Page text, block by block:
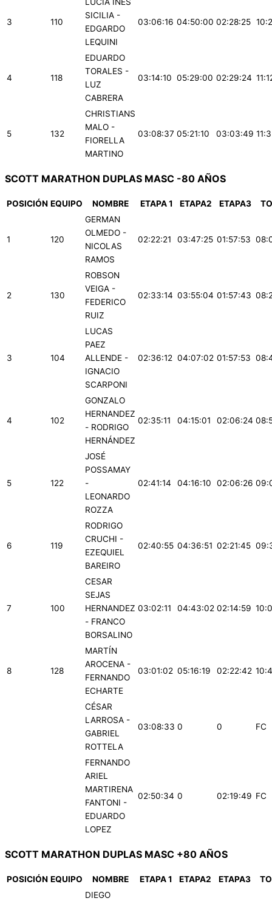
3 110
LUCÍA INÉS
SICILIA -
EDGARDO
LEQUINI
03:06:16 04:50:00 02:28:25
4 118
EDUARDO
TORALES -
LUZ
CABRERA
03:14:10 05:29:00 02:29:24
5 132
CHRISTIANS
MALO -
FIORELLA
MARTINO
03:08:37 05:21:10 03:03:49
SCOTT MARATHON DUPLAS MASC -80 AÑOS
POSICIÓN EQUIPO NOMBRE ETAPA 1 ETAPA2 ETAPA3
1 120
GERMAN
OLMEDO -
NICOLAS
RAMOS
02:22:21 03:47:25 01:57:53
2 130
ROBSON
VEIGA -
FEDERICO
RUIZ
02:33:14 03:55:04 01:57:43
3 104
LUCAS
PAEZ
ALLENDE -
IGNACIO
SCARPONI
02:36:12 04:07:02 01:57:53
4 102
GONZALO
HERNANDEZ
- RODRIGO
HERNÁNDEZ
02:35:11 04:15:01 02:06:24
5 122
JOSÉ
POSSAMAY
-
LEONARDO
ROZZA
02:41:14 04:16:10 02:06:26
6 119
RODRIGO
CRUCHI -
EZEQUIEL
BAREIRO
02:40:55 04:36:51 02:21:45
7 100
CESAR
SEJAS
HERNANDEZ
- FRANCO
BORSALINO
03:02:11 04:43:02 02:14:59
8 128
MARTÍN
AROCENA -
FERNANDO
ECHARTE
03:01:02 05:16:19 02:22:42
CÉSAR
LARROSA -
GABRIEL
ROTTELA
03:08:33 0 0 FC
FERNANDO
ARIEL
MARTIRENA
FANTONI -
EDUARDO
LOPEZ
02:50:34 0 02:19:49 FC
SCOTT MARATHON DUPLAS MASC +80 AÑOS
POSICIÓN EQUIPO NOMBRE ETAPA 1 ETAPA2 ETAPA3
DIEGO